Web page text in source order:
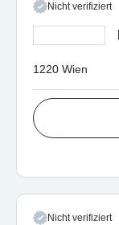
Nicht verifiziert
1220 Wien
Nicht verifiziert